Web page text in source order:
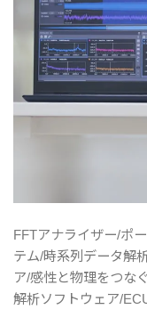
FFTアナライザー/ポ
テム/時系列データ解
ア/感性と物理をつな
解析ソフトウェア/